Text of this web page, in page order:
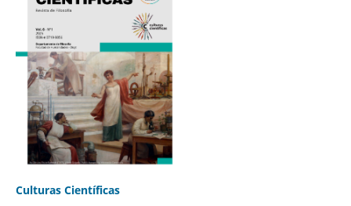
Culturas Científicas